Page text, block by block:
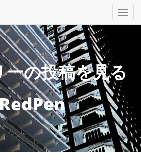
の投稿を見る